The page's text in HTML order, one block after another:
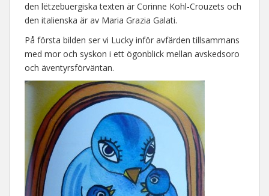
den lëtzebuergiska texten är Corinne Kohl-Crouzets och
den italienska är av Maria Grazia Galati.
På första bilden ser vi Lucky inför avfärden tillsammans
med mor och syskon i ett ögonblick mellan avskedsoro
och äventyrsförväntan.